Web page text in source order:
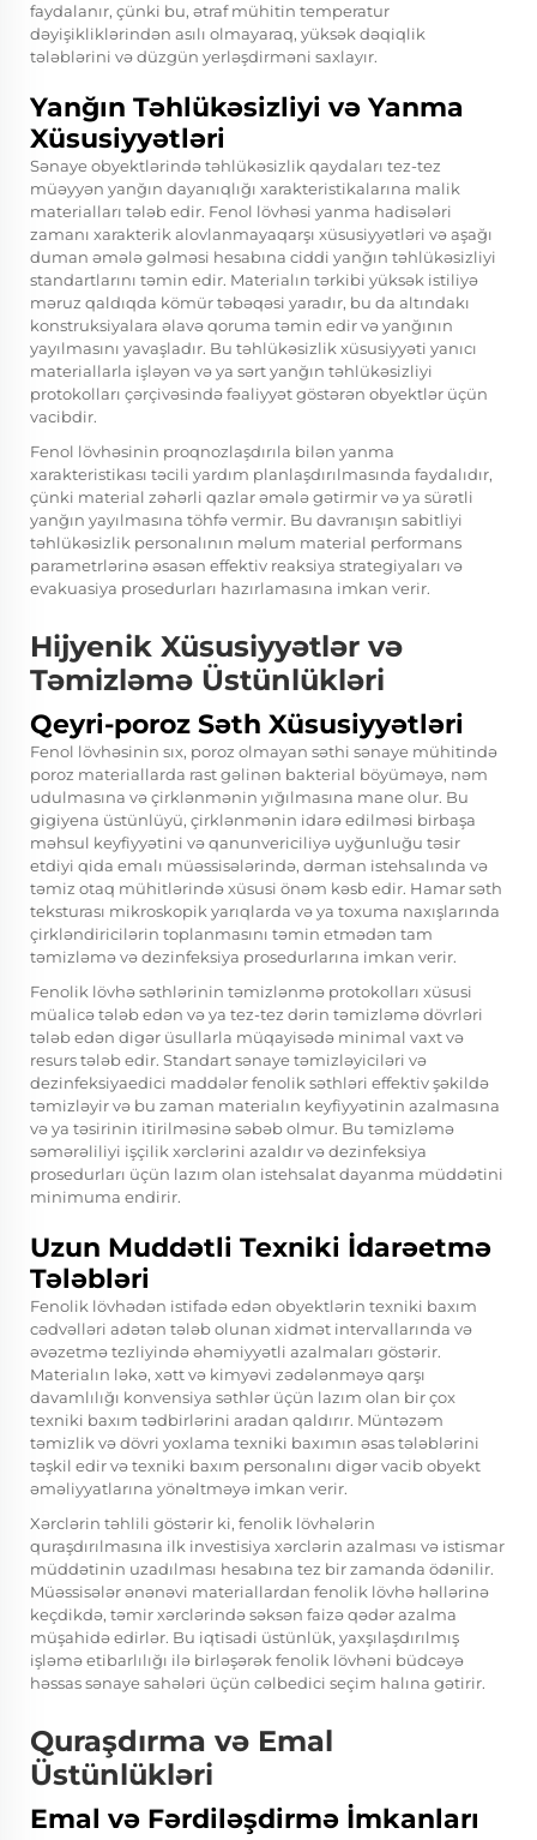
faydalanır, çünki bu, ətraf mühitin temperatur
dəyişikliklərindən asılı olmayaraq, yüksək dəqiqlik
tələblərini və düzgün yerləşdirməni saxlayır.
Yanğın Təhlükəsizliyi və Yanma
Xüsusiyyətləri
Sənaye obyektlərində təhlükəsizlik qaydaları tez-tez
müəyyən yanğın dayanıqlığı xarakteristikalarına malik
materialları tələb edir. Fenol lövhəsi yanma hadisələri
zamanı xarakterik alovlanmayaqarşı xüsusiyyətləri və aşağı
duman əmələ gəlməsi hesabına ciddi yanğın təhlükəsizliyi
standartlarını təmin edir. Materialın tərkibi yüksək istiliyə
məruz qaldıqda kömür təbəqəsi yaradır, bu da altındakı
konstruksiyalara əlavə qoruma təmin edir və yanğının
yayılmasını yavaşladır. Bu təhlükəsizlik xüsusiyyəti yanıcı
materiallarla işləyən və ya sərt yanğın təhlükəsizliyi
protokolları çərçivəsində fəaliyyət göstərən obyektlər üçün
vacibdir.
Fenol lövhəsinin proqnozlaşdırıla bilən yanma
xarakteristikası təcili yardım planlaşdırılmasında faydalıdır,
çünki material zəhərli qazlar əmələ gətirmir və ya sürətli
yanğın yayılmasına töhfə vermir. Bu davranışın sabitliyi
təhlükəsizlik personalının məlum material performans
parametrlərinə əsasən effektiv reaksiya strategiyaları və
evakuasiya prosedurları hazırlamasına imkan verir.
Hijyenik Xüsusiyyətlər və
Təmizləmə Üstünlükləri
Qeyri-poroz Səth Xüsusiyyətləri
Fenol lövhəsinin sıx, poroz olmayan səthi sənaye mühitində
poroz materiallarda rast gəlinən bakterial böyüməyə, nəm
udulmasına və çirklənmənin yığılmasına mane olur. Bu
gigiyena üstünlüyü, çirklənmənin idarə edilməsi birbaşa
məhsul keyfiyyətini və qanunvericiliyə uyğunluğu təsir
etdiyi qida emalı müəssisələrində, dərman istehsalında və
təmiz otaq mühitlərində xüsusi önəm kəsb edir. Hamar səth
teksturası mikroskopik yarıqlarda və ya toxuma naxışlarında
çirkləndiricilərin toplanmasını təmin etmədən tam
təmizləmə və dezinfeksiya prosedurlarına imkan verir.
Fenolik lövhə səthlərinin təmizlənmə protokolları xüsusi
müalicə tələb edən və ya tez-tez dərin təmizləmə dövrləri
tələb edən digər üsullarla müqayisədə minimal vaxt və
resurs tələb edir. Standart sənaye təmizləyiciləri və
dezinfeksiyaedici maddələr fenolik səthləri effektiv şəkildə
təmizləyir və bu zaman materialın keyfiyyətinin azalmasına
və ya təsirinin itirilməsinə səbəb olmur. Bu təmizləmə
səmərəliliyi işçilik xərclərini azaldır və dezinfeksiya
prosedurları üçün lazım olan istehsalat dayanma müddətini
minimuma endirir.
Uzun Muddətli Texniki İdarəetmə
Tələbləri
Fenolik lövhədən istifadə edən obyektlərin texniki baxım
cədvəlləri adətən tələb olunan xidmət intervallarında və
əvəzetmə tezliyində əhəmiyyətli azalmaları göstərir.
Materialın ləkə, xətt və kimyəvi zədələnməyə qarşı
davamlılığı konvensiya səthlər üçün lazım olan bir çox
texniki baxım tədbirlərini aradan qaldırır. Müntəzəm
təmizlik və dövri yoxlama texniki baxımın əsas tələblərini
təşkil edir və texniki baxım personalını digər vacib obyekt
əməliyyatlarına yönəltməyə imkan verir.
Xərclərin təhlili göstərir ki, fenolik lövhələrin
quraşdırılmasına ilk investisiya xərclərin azalması və istismar
müddətinin uzadılması hesabına tez bir zamanda ödənilir.
Müəssisələr ənənəvi materiallardan fenolik lövhə həllərinə
keçdikdə, təmir xərclərində səksən faizə qədər azalma
müşahidə edirlər. Bu iqtisadi üstünlük, yaxşılaşdırılmış
işləmə etibarlılığı ilə birləşərək fenolik lövhəni büdcəyə
həssas sənaye sahələri üçün cəlbedici seçim halına gətirir.
Quraşdırma və Emal
Üstünlükləri
Emal və Fərdiləşdirmə İmkanları